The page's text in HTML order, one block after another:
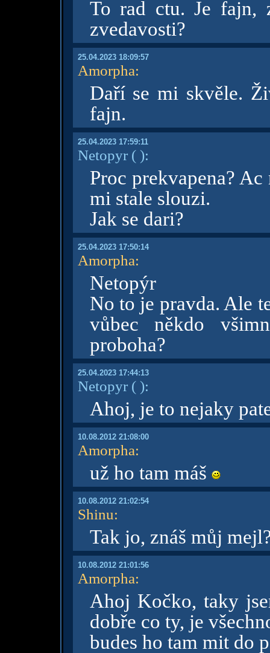
To rad ctu. Je fajn,
zvedavosti?
25.04.2023 18:09:57
Amorpha:
Daří se mi skvěle.
fajn.
25.04.2023 17:59:11
Netopyr( ):
Proc prekvapena?
mi stale slouzi.
Jak se dari?
25.04.2023 17:50:14
Amorpha:
Netopýr
No to je pravda. Ale
vůbec někdo
proboha?
25.04.2023 17:44:13
Netopyr( ):
Ahoj, je to nejaky
10.08.2012 21:08:00
Amorpha:
už ho tam máš
10.08.2012 21:02:54
Shinu:
Tak jo, znáš můj
10.08.2012 21:01:56
Amorpha:
Ahoj Kočko, taky
dobře co ty, je
budes ho tam mit do